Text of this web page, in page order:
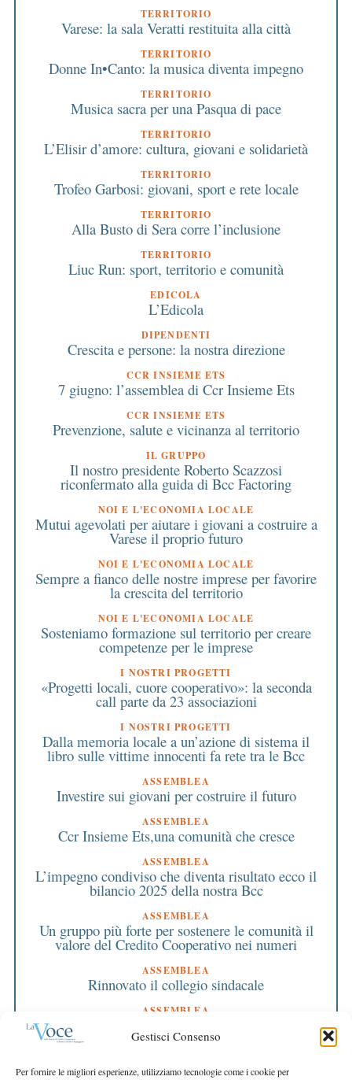
Gestisci Consenso
Per fornire le migliori esperienze, utilizziamo tecnologie come i cookie per
TERRITORIO
Varese: la sala Veratti restituita alla città
TERRITORIO
Donne In•Canto: la musica diventa impegno
TERRITORIO
Musica sacra per una Pasqua di pace
TERRITORIO
L’Elisir d’amore: cultura, giovani e solidarietà
TERRITORIO
Trofeo Garbosi: giovani, sport e rete locale
TERRITORIO
Alla Busto di Sera corre l’inclusione
TERRITORIO
Liuc Run: sport, territorio e comunità
EDICOLA
L’Edicola
DIPENDENTI
Crescita e persone: la nostra direzione
CCR INSIEME ETS
7 giugno: l’assemblea di Ccr Insieme Ets
CCR INSIEME ETS
Prevenzione, salute e vicinanza al territorio
IL GRUPPO
Il nostro presidente Roberto Scazzosi
riconfermato alla guida di Bcc Factoring
NOI E L'ECONOMIA LOCALE
Mutui agevolati per aiutare i giovani a costruire a
Varese il proprio futuro
NOI E L'ECONOMIA LOCALE
Sempre a fianco delle nostre imprese per favorire
la crescita del territorio
NOI E L'ECONOMIA LOCALE
Sosteniamo formazione sul territorio per creare
competenze per le imprese
I NOSTRI PROGETTI
«Progetti locali, cuore cooperativo»: la seconda
call parte da 23 associazioni
I NOSTRI PROGETTI
Dalla memoria locale a un’azione di sistema il
libro sulle vittime innocenti fa rete tra le Bcc
ASSEMBLEA
Investire sui giovani per costruire il futuro
ASSEMBLEA
Ccr Insieme Ets,una comunità che cresce
ASSEMBLEA
L’impegno condiviso che diventa risultato ecco il
bilancio 2025 della nostra Bcc
ASSEMBLEA
Un gruppo più forte per sostenere le comunità il
valore del Credito Cooperativo nei numeri
ASSEMBLEA
Rinnovato il collegio sindacale
ASSEMBLEA
Bilancio approvato all’unanimità e 2 milioni
destinati al territorio
EDITORIALE DIRETTORE